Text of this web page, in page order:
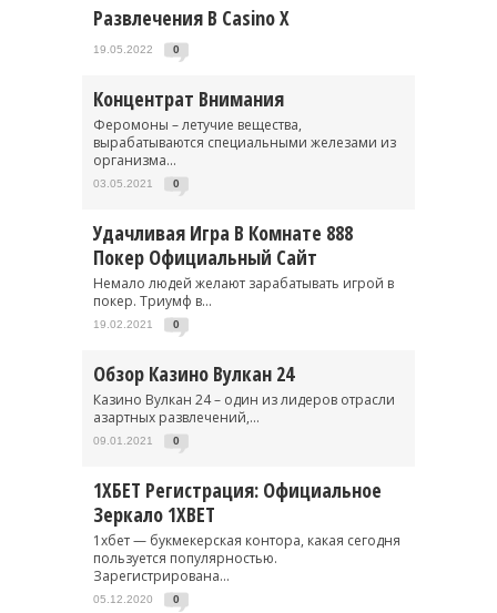
Развлечения В Casino X
19.05.2022 0
Концентрат Внимания
Феромоны – летучие вещества,
вырабатываются специальными железами из
организма...
03.05.2021 0
Удачливая Игра В Комнате 888
Покер Официальный Сайт
Немало людей желают зарабатывать игрой в
покер. Триумф в...
19.02.2021 0
Обзор Казино Вулкан 24
Казино Вулкан 24 – один из лидеров отрасли
азартных развлечений,...
09.01.2021 0
1ХБЕТ Регистрация: Официальное
Зеркало 1XBET
1хбет — букмекерская контора, какая сегодня
пользуется популярностью.
Зарегистрирована...
05.12.2020 0